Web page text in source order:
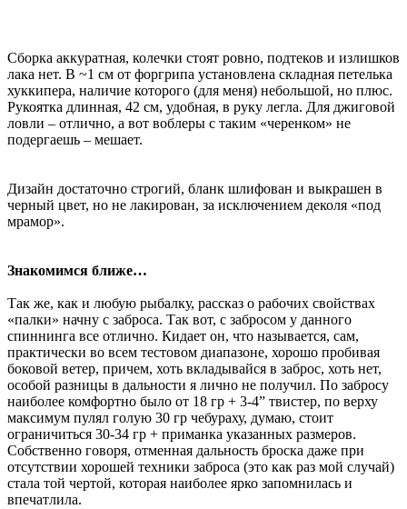
Сборка аккуратная, колечки стоят ровно, подтеков и излишков
лака нет. В ~1 см от форгрипа установлена складная петелька
хуккипера, наличие которого (для меня) небольшой, но плюс.
Рукоятка длинная, 42 см, удобная, в руку легла. Для джиговой
ловли – отлично, а вот воблеры с таким «черенком» не
подергаешь – мешает.
Дизайн достаточно строгий, бланк шлифован и выкрашен в
черный цвет, но не лакирован, за исключением деколя «под
мрамор».
Знакомимся ближе…
Так же, как и любую рыбалку, рассказ о рабочих свойствах
«палки» начну с заброса. Так вот, с забросом у данного
спиннинга все отлично. Кидает он, что называется, сам,
практически во всем тестовом диапазоне, хорошо пробивая
боковой ветер, причем, хоть вкладывайся в заброс, хоть нет,
особой разницы в дальности я лично не получил. По забросу
наиболее комфортно было от 18 гр + 3-4” твистер, по верху
максимум пулял голую 30 гр чебураху, думаю, стоит
ограничиться 30-34 гр + приманка указанных размеров.
Собственно говоря, отменная дальность броска даже при
отсутствии хорошей техники заброса (это как раз мой случай)
стала той чертой, которая наиболее ярко запомнилась и
впечатлила.